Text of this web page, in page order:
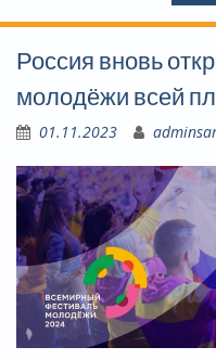
Россия вновь
молодёжи всей
01.11.2023